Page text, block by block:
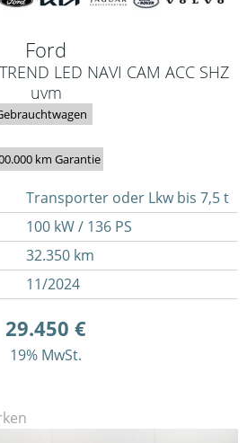
Ford
LED NAVI CAM ACC SHZ
uvm
km Garantie
Transporter oder Lkw bis 7,5 t
100 kW / 136 PS
32.350 km
11/2024
29.450 €
19% MwSt.